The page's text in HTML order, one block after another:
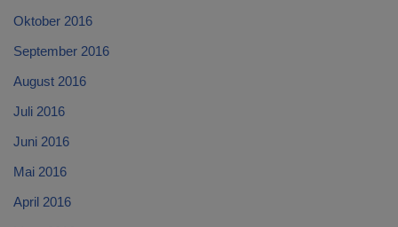
Oktober 2016
September 2016
August 2016
Juli 2016
Juni 2016
Mai 2016
April 2016